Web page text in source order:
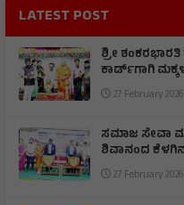
LATEST POST
ಶ್ರೀ
ಕಾರ್ಡ್‌ಗಾಗಿ
27 February 2026
ಸಮಾಜ ಸೇವಾ
ಶಿವಾನಂದ
27 February 2026